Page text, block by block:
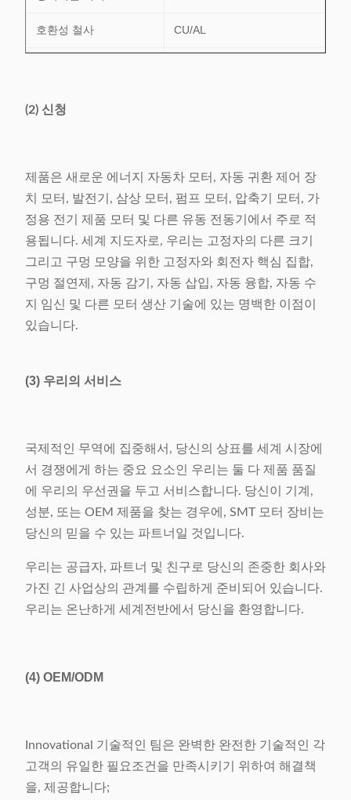
호환성 철사 CU/AL
(2) 신청
제품은 새로운 에너지 자동차 모터, 자동 귀환 제어 장
치 모터, 발전기, 삼상 모터, 펌프 모터, 압축기 모터, 가
정용 전기 제품 모터 및 다른 유동 전동기에서 주로 적
용됩니다. 세계 지도자로, 우리는 고정자의 다른 크기
그리고 구멍 모양을 위한 고정자와 회전자 핵심 집합,
구멍 절연제, 자동 감기, 자동 삽입, 자동 융합, 자동 수
지 임신 및 다른 모터 생산 기술에 있는 명백한 이점이
있습니다.
(3) 우리의 서비스
국제적인 무역에 집중해서, 당신의 상표를 세계 시장에
서 경쟁에게 하는 중요 요소인 우리는 둘 다 제품 품질
에 우리의 우선권을 두고 서비스합니다. 당신이 기계,
성분, 또는 OEM 제품을 찾는 경우에, SMT 모터 장비는
당신의 믿을 수 있는 파트너일 것입니다.
우리는 공급자, 파트너 및 친구로 당신의 존중한 회사와
가진 긴 사업상의 관계를 수립하게 준비되어 있습니다.
우리는 온난하게 세계전반에서 당신을 환영합니다.
(4) OEM/ODM
Innovational 기술적인 팀은 완벽한 완전한 기술적인 각
고객의 유일한 필요조건을 만족시키기 위하여 해결책
을, 제공합니다;